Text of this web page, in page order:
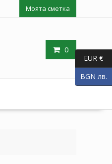
Моята сметка
0
EUR €
BGN лв.